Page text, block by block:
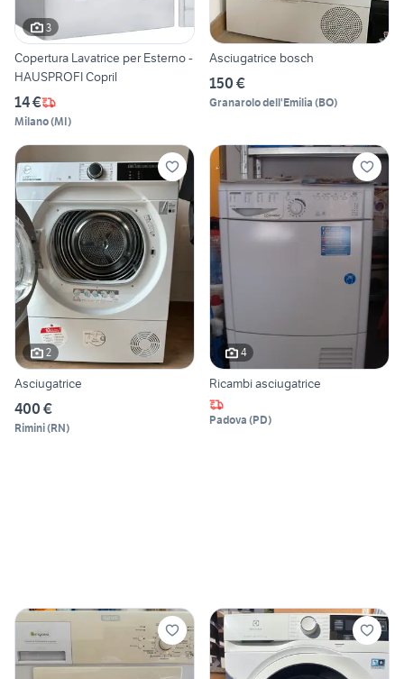
3
Copertura Lavatrice per Esterno -
HAUSPROFI Copril
14 €
Milano(MI)
Asciugatrice bosch
150 €
Granarolo dell'Emilia (BO)
2
Asciugatrice
400 €
Rimini(RN)
4
Ricambi asciugatrice
Padova (PD)